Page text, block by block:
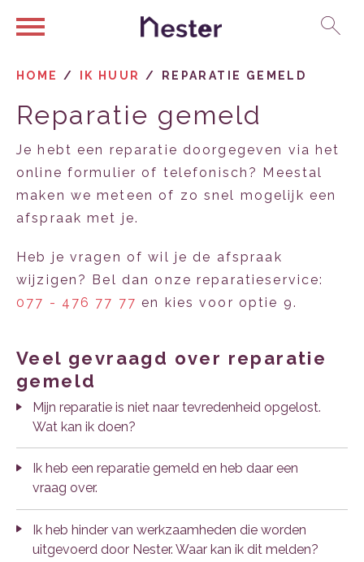
Naar hoofdinhoud
Naar hoofdnavigatiemenu
Naar zoeken
Naar de homepage
Ga naar Hoofd
HOME IK HUUR REPARATIE GEMELD
Reparatie gemeld
Je hebt een reparatie doorgegeven via het
online formulier of telefonisch? Meestal
maken we meteen of zo snel mogelijk een
afspraak met je.
Heb je vragen of wil je de afspraak
wijzigen? Bel dan onze reparatieservice:
077 - 476 77 77 en kies voor optie 9.
veel gevraagd over reparatie
gemeld
Mijn reparatie is niet naar tevredenheid opgelost.
Wat kan ik doen?
vraag over.
Ik heb hinder van werkzaamheden die worden
uitgevoerd door Nester. Waar kan ik dit melden?